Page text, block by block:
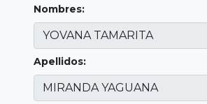
Nombres:
Apellidos: